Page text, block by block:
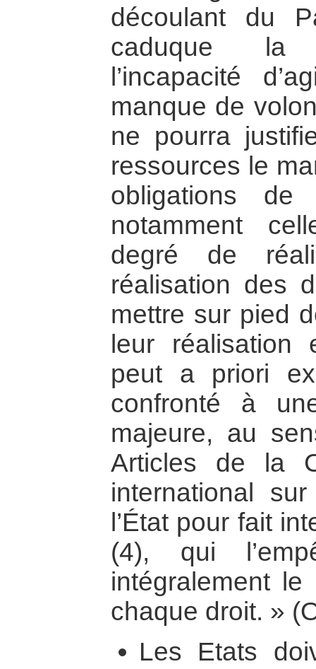
découlant du
caduque la
l’incapacité
manque de
ne pourra
ressources le
obligations de
notamment
degré de
réalisation des
mettre sur pied
leur réalisation
peut a priori
confronté à
majeure, au
Articles de la
international
l’État pour fait
(4), qui
intégralement
chaque droit. »
Les Etats